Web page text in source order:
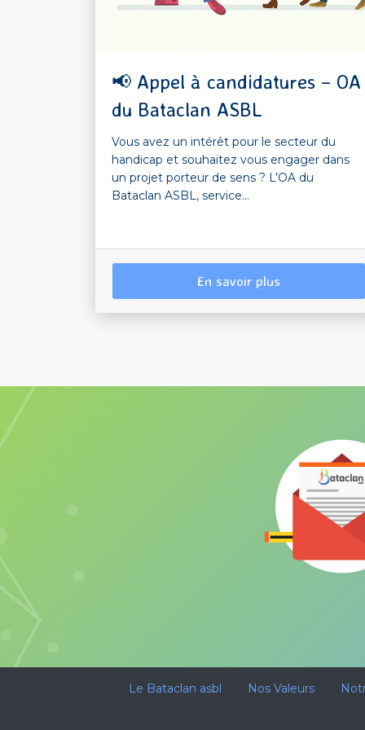
📢 Appel à candidatures – OA
du Bataclan ASBL
Vous avez un intérêt pour le secteur du
handicap et souhaitez vous engager dans
un projet porteur de sens ? L’OA du
Bataclan ASBL, service...
En savoir plus
Le Bataclan asbl Nos Valeurs